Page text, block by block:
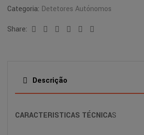
Categoria: Detetores Autónomos
Share:
Facebook
TwitterLinkedinGoogle+Pinterest
Descrição
CARACTERISTICAS TÉCNICAS